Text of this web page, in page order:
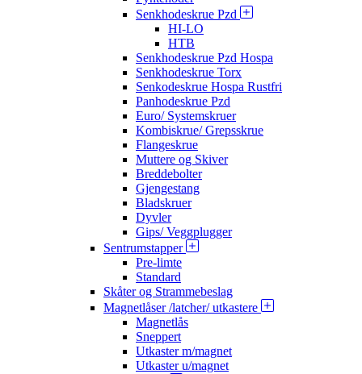
Senkhodeskrue Pzd
HI-LO
HTB
Senkhodeskrue Pzd Hospa
Senkhodeskrue Torx
Senkodeskrue Hospa Rustfri
Panhodeskrue Pzd
Euro/ Systemskruer
Kombiskrue/ Grepsskrue
Flangeskrue
Muttere og Skiver
Breddebolter
Gjengestang
Bladskruer
Dyvler
Gips/ Veggplugger
Sentrumstapper
Pre-limte
Standard
Skåter og Strammebeslag
Magnetlåser /latcher/ utkastere
Magnetlås
Sneppert
Utkaster m/magnet
Utkaster u/magnet